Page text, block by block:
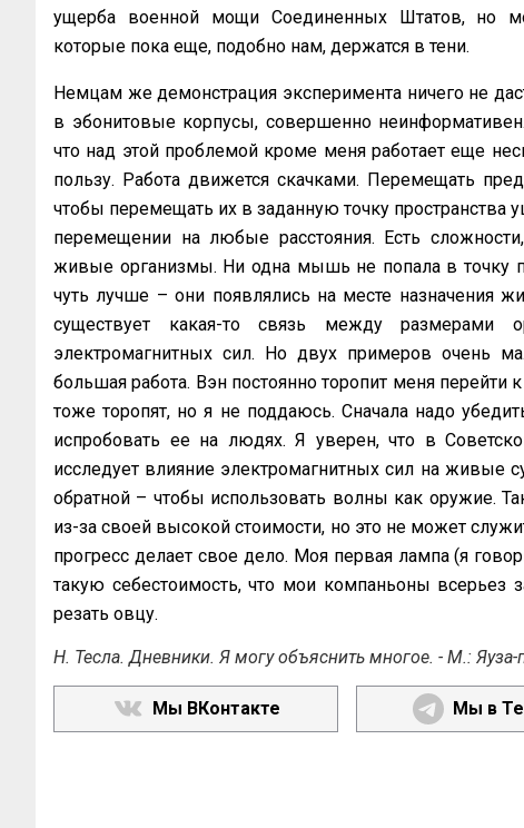
ущерба военной мощи Соединенных Штатов, но
которые пока еще, подобно нам, держатся в тени.
Немцам же демонстрация эксперимента ничего не
в эбонитовые корпусы, совершенно
что над этой проблемой кроме меня работает еще
пользу. Работа движется скачками. Перемещать
чтобы перемещать их в заданную точку пространства
перемещении на любые расстояния. Есть
живые организмы. Ни одна мышь не попала в точку
чуть лучше – они появлялись на месте назначения
существует какая-то связь между размерами
электромагнитных сил. Но двух примеров очень
большая работа. Вэн постоянно торопит меня перейти
тоже торопят, но я не поддаюсь. Сначала надо
испробовать ее на людях. Я уверен, что в
исследует влияние электромагнитных сил на живые
обратной – чтобы использовать волны как оружие.
из-за своей высокой стоимости, но это не может
прогресс делает свое дело. Моя первая лампа (я
такую себестоимость, что мои компаньоны всерьез
резать овцу.
Н. Тесла. Дневники. Я могу объяснить многое. - М.:
Мы ВКонтакте Мы в